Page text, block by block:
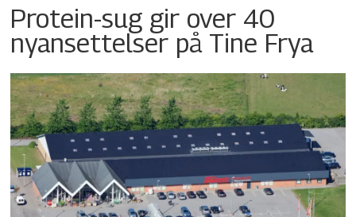
Protein-sug gir over 40
nyansettelser på Tine Frya